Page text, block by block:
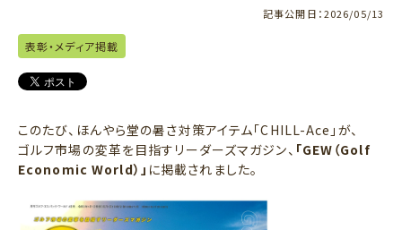
記事公開日：2026/05/13
表彰・メディア掲載
このたび、 ほんやら堂の暑さ対策アイテム「CHILL-Ace」が、
ゴルフ市場の変革を目指すリーダーズマガジン、 「GEW（Golf
Economic World） 」 に掲載されました。